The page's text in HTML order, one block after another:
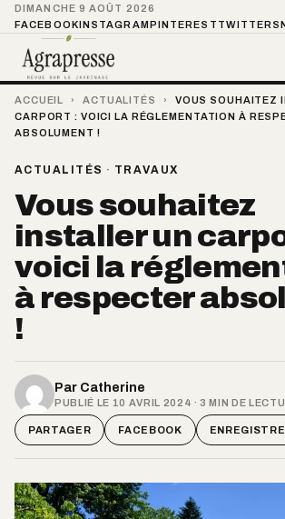
DIMANCHE 9 AOÛT 2026
FACEBOOKINSTAGRAMPINTEREST TWITTER
ACCUEIL › ACTUALITÉS ›
VOUS SOUHAITEZ
CARPORT : VOICI LA RÉGLEMENTATION À
ABSOLUMENT !
ACTUALITÉS · TRAVAUX
Vous souhaitez
installer un
voici la
à respecter
!
Par Catherine
PUBLIÉ LE 10 AVRIL 2024 · 3 MIN DE
PARTAGER FACEBOOK